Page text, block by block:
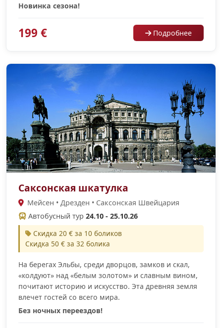
Новинка сезона!
199 € Подробнее
Саксонская шкатулка
Мейсен • Дрезден • Саксонская Швейцария
Автобусный тур 24.10 - 25.10.26
Скидка 20 € за 10 боликов
Скидка 50 € за 32 болика
На берегах Эльбы, среди дворцов, замков и скал,
«колдуют» над «белым золотом» и славным вином,
почитают историю и искусство. Эта древняя земля
влечет гостей со всего мира.
Без ночных переездов!